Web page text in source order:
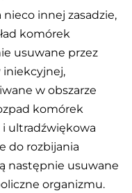
nieco innej zasadzie,
komórek
usuwane przez
iniekcyjnej,
w obszarze
komórek
i ultradźwiękowa
do rozbijania
następnie usuwane
organizmu.